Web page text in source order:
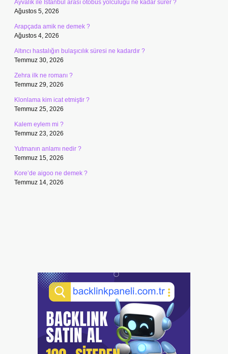
Ayvalık ile İstanbul arası otobüs yolculuğu ne kadar sürer ?
Ağustos 5, 2026
Arapçada amik ne demek ?
Ağustos 4, 2026
Altıncı hastalığın bulaşıcılık süresi ne kadardır ?
Temmuz 30, 2026
Zehra ilk ne romanı ?
Temmuz 29, 2026
Klonlama kim icat etmiştir ?
Temmuz 25, 2026
Kalem eylem mi ?
Temmuz 23, 2026
Yutmanın anlamı nedir ?
Temmuz 15, 2026
Kore’de aigoo ne demek ?
Temmuz 14, 2026